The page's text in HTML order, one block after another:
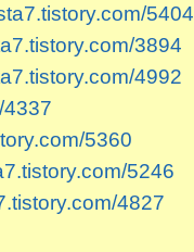
5404
3894
4992
4337
5360
5246
4827